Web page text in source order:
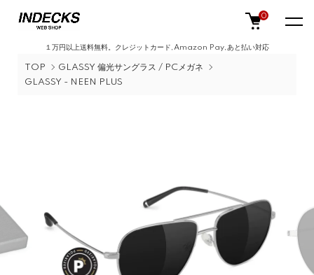
１万円以上送料無料。クレジットカード,Amazon Pay,あと払い対応
0
TOP
GLASSY 偏光サングラス / PCメガネ
GLASSY - NEEN PLUS